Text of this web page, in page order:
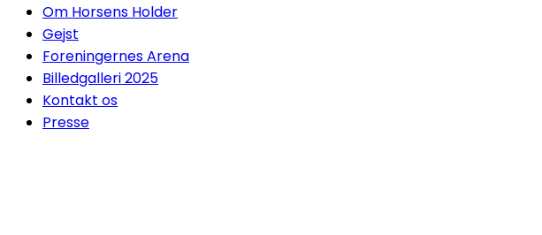
Om Horsens Holder
Gejst
Foreningernes Arena
Billedgalleri 2025
Kontakt os
Presse